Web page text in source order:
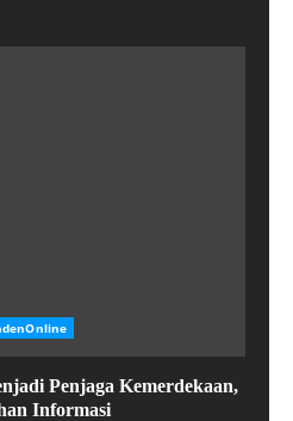
Penjaga Kemerdekaan,
Informasi